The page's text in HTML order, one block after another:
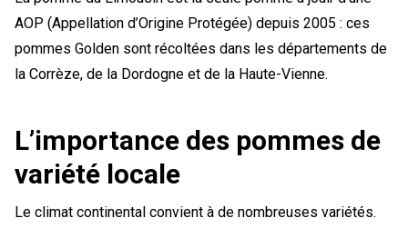
AOP (Appellation d’Origine Protégée) depuis 2005 : ces
pommes Golden sont récoltées dans les départements de
la Corrèze, de la Dordogne et de la Haute-Vienne.
L’importance des pommes de
variété locale
Le climat continental convient à de nombreuses variétés.